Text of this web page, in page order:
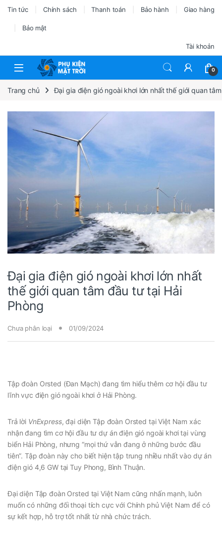
Tin tức Chính sách Thanh toán Bảo hành Giao hàng
Bảo mật
Tài khoản
0
Trang chủ Đại gia điện gió ngoài khơi lớn nhất thế giới quan
Đại gia điện gió ngoài khơi lớn nhất
thế giới quan tâm đầu tư tại Hải
Phòng
Chưa phân loại 01/09/2024
Tập đoàn Orsted (Đan Mạch) đang tìm hiểu thêm cơ hội đầu tư
lĩnh vực điện gió ngoài khơi ở Hải Phòng.
Trả lời VnExpress, đại diện Tập đoàn Orsted tại Việt Nam xác
nhận đang tìm cơ hội đầu tư dự án điện gió ngoài khơi tại vùng
biển Hải Phòng, nhưng “mọi thứ vẫn đang ở những bước đầu
tiên”. Tập đoàn này cho biết hiện tập trung nhiều nhất vào dự án
điện gió 4,6 GW tại Tuy Phong, Bình Thuận.
Đại diện Tập đoàn Orsted tại Việt Nam cũng nhấn mạnh, luôn
muốn có những đối thoại tích cực với Chính phủ Việt Nam để có
sự kết hợp, hỗ trợ tốt nhất từ nhà chức trách.